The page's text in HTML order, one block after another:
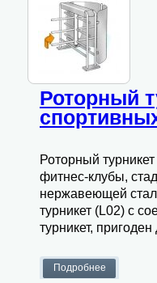
Роторный
Роторный
фитнес-клубы,
нержавеющей
турникет (L02) с
турникет,